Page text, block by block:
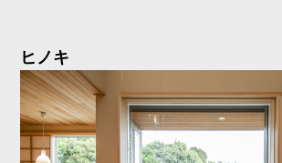
ヒノキ